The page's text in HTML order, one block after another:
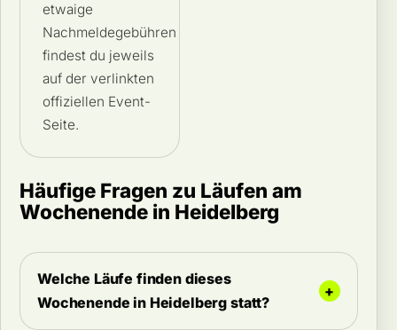
etwaige
Nachmeldegebühren
findest du jeweils
auf der verlinkten
offiziellen Event-
Seite.
Häufige Fragen zu Läufen am
Wochenende in Heidelberg
Welche Läufe finden dieses
Wochenende in Heidelberg statt?